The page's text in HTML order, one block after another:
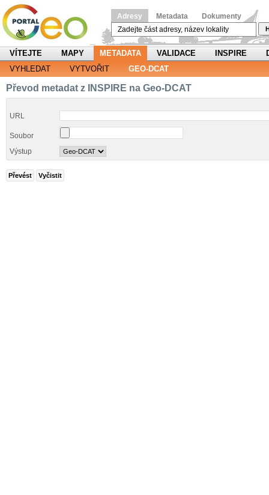
Adresy Metadata Dokumenty
VÍTEJTE MAPY METADATA VALIDACE INSPIRE
VYHLEDAT
VYTVOŘIT GEO-DCAT
Převod metadat z INSPIRE na Geo-DCAT
URL
Soubor
Výstup